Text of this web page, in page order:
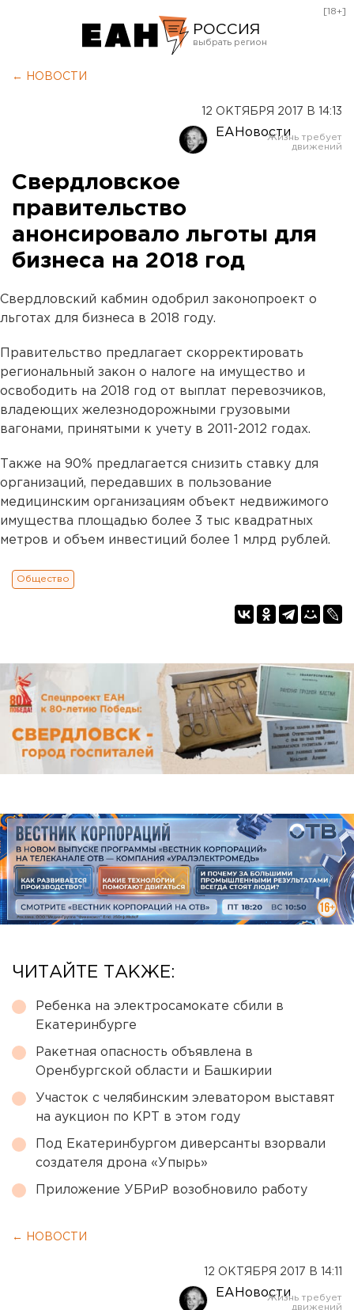
РОССИЯ
Оренбург
[18+]
← НОВОСТИ
12 ОКТЯБРЯ 2017 В 14:13
ЕАНовости
Свердловское
правительство
анонсировало льготы для
бизнеса на 2018 год
Свердловский кабмин одобрил законопроект о
льготах для бизнеса в 2018 году.
Правительство предлагает скорректировать
региональный закон о налоге на имущество и
освободить на 2018 год от выплат перевозчиков,
владеющих железнодорожными грузовыми
вагонами, принятыми к учету в 2011-2012 годах.
Также на 90% предлагается снизить ставку для
организаций, передавших в пользование
медицинским организациям объект недвижимого
имущества площадью более 3 тыс квадратных
метров и объем инвестиций более 1 млрд рублей.
Общество
ЧИТАЙТЕ ТАКЖЕ:
Ребенка на электросамокате сбили в
Екатеринбурге
Ракетная опасность объявлена в
Оренбургской области и Башкирии
Участок с челябинским элеватором выставят
на аукцион по КРТ в этом году
Под Екатеринбургом диверсанты взорвали
создателя дрона «Упырь»
Приложение УБРиР возобновило работу
← НОВОСТИ
12 ОКТЯБРЯ 2017 В 14:11
ЕАНовости